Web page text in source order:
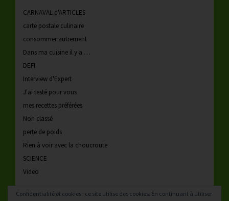
CARNAVAL d'ARTICLES
carte postale culinaire
consommer autrement
Dans ma cuisine il y a …
DEFI
Interview d'Expert
J'ai testé pour vous
mes recettes préférées
Non classé
perte de poids
Rien à voir avec la choucroute
SCIENCE
Video
Confidentialité et cookies : ce site utilise des cookies. En continuant à utiliser